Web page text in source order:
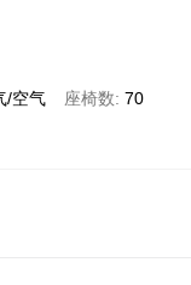
/空气 座椅数 70